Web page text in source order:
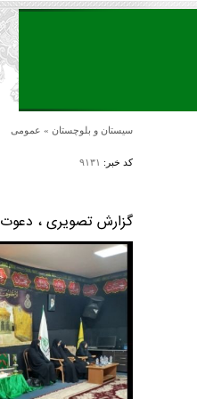
سیستان و بلوچستان » عمومی
کد خبر: ۹۱۳۱
گزارش تصویری ، دعوت